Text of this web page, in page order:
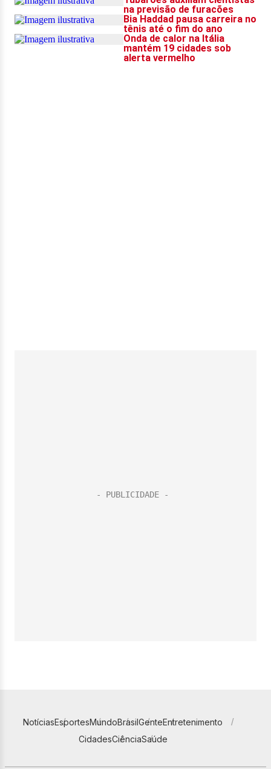
NotíciasEsportesMundoBrasilGenteEntretenimento
CidadesCiênciaSaúde